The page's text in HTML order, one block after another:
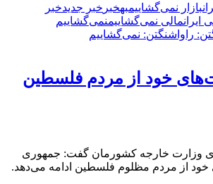
بازار نمی‌گشاییمبهخبر خبر جدیدخبر
ایرانمالی‌ نمی‌گشاییمنمی‌گشاییم
را واشنگتن: نمی‌گشاییم
خود از مردم فلسطین
وزارت خارجه کشورمان گفت: جمهوری
خود از مردم مظلوم فلسطین ادامه می‌دهد.